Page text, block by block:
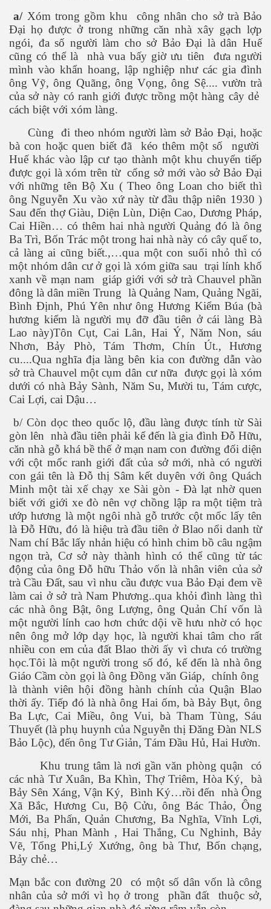
a/Xóm trong gồm khu công nhân cho sở trà Bảo
Đại họ được ở trong những căn nhà xây gạch lợp
ngói, đa số người làm cho sở Bảo Đại là dân Huế
cũng có thể là nhà vua bấy giờ ưu tiên đưa người
mình vào khẩn hoang, lập nghiệp như các gia đình
ông Vỹ, ông Quãng, ông Vọng, ông Sệ.... vườn trà
của sở này có ranh giới được trồng một hàng cây dẻ
cách biệt với xóm làng.
Cùng đi theo nhóm người làm sở Bảo Đại, hoặc
bà con hoặc quen biết đã kéo thêm một số người
Huế khác vào lập cư tạo thành một khu chuyển tiếp
được gọi là xóm trên từ cổng sở mới vào sở Bảo Đại
với những tên Bộ Xu ( Theo ông Loan cho biết thì
ông Nguyễn Xu vào xứ này từ đầu thập niên 1930 )
Sau đến thợ Giàu, Diện Lùn, Diện Cao, Dương Pháp,
Cai Hiền… có thêm hai nhà người Quảng đó là ông
Ba Trì, Bốn Trác một trong hai nhà này có cây quế to,
cả làng ai cũng biết.,…qua một con suối nhỏ thì có
một nhóm dân cư ở gọi là xóm giữa sau trại lính khố
xanh về mạn nam giáp giới với sở trà Chauvel phần
đông là dân miền Trung là Quảng Nam, Quảng Ngãi,
Bình Định, Phú Yên như ông Hương Kiểm Búa (bà
hương kiểm là người mụ đỡ đầu tiên ở cái làng Bà
Lao này)Tôn Cụt, Cai Lân, Hai Ý, Năm Non, sáu
Nhơn, Bảy Phò, Tám Thơm, Chín Út., Hương
cu....Qua nghĩa địa làng bên kia con đường dẫn vào
sở trà Chauvel một cụm dân cư nữa được gọi là xóm
dưới có nhà Bảy Sành, Năm Su, Mười tu, Tám cược,
Cai Lợi, cai Dậu…
b/ Còn dọc theo quốc lộ, đầu làng được tính từ Sài
gòn lên nhà đầu tiên phải kể đến là gia đình Đỗ Hữu,
căn nhà gỗ khá bề thế ở mạn nam con đường đối diện
với cột mốc ranh giới đất của sở mới, nhà có người
con gái tên là Đỗ thị Sâm kết duyên với ông Quách
Minh một tài xế chạy xe Sài gòn - Đà lạt nhờ quen
biết với giới xe đò nên vợ chồng lập ra một tiệm trà
ướp hương là một ngôi nhà gỗ trước cột mốc lấy tên
là Đỗ Hữu, đó là hiệu trà đầu tiên ở Blao nổi danh từ
Nam chí Bắc lấy nhản hiệu có hình chim bồ câu ngậm
ngọn trà, Cơ sở này thành hình có thể cũng từ tác
động của ông Đỗ hữu Thảo vốn là nhân viên của sở
trà Cầu Đất, sau vì nhu cầu được vua Bảo Đại đem về
làm cai ở sở trà Nam Phương..qua khỏi đình làng thì
các nhà ông Bật, ông Lượng, ông Quản Chí vốn là
một người lính cao hơn chức dội về hưu nhờ có học
nên ông mở lớp dạy học, là người khai tâm cho rất
nhiều con em của đất Blao thời ấy vì chưa có trường
học.Tôi là một người trong số đó, kế đến là nhà ông
Giáo Cầm còn gọi là ông Đồng văn Giáp, chính ông
là thành viên hội đồng hành chính của Quận Blao
thời ấy. Tiếp đó là nhà ông Hai ốm, bà Bảy Bụt, ông
Ba Lực, Cai Miều, ông Vui, bà Tham Tùng, Sáu
Thuyết (là phụ huynh của Nguyễn thị Đăng Đàn NLS
Bảo Lộc), đến ông Tư Giản, Tám Đầu Hủ, Hai Hườn.
Khu trung tâm là nơi gần văn phòng quận có
các nhà Tư Xuân, Ba Khìn, Thợ Triêm, Hòa Ký, bà
Bảy Sên Xáng, Vận Ký, Bình Ký…rồi đến nhà Ông
Xã Bắc, Hương Cu, Bộ Cửu, ông Bác Thảo, Ông
Mới, Ba Phấn, Quản Chương, Ba Nghĩa, Vĩnh Lợi,
Sáu nhị, Phan Mành , Hai Thắng, Cu Nghinh, Bảy
Vẽ, Tổng Phi,Lý Xướng, ông bà Thư, Bốn chạng,
Bảy chẻ…
Mạn bắc con đường 20 có một số dân vốn là công
nhân của sở mới vì họ ở trong phần đất thuộc sở,